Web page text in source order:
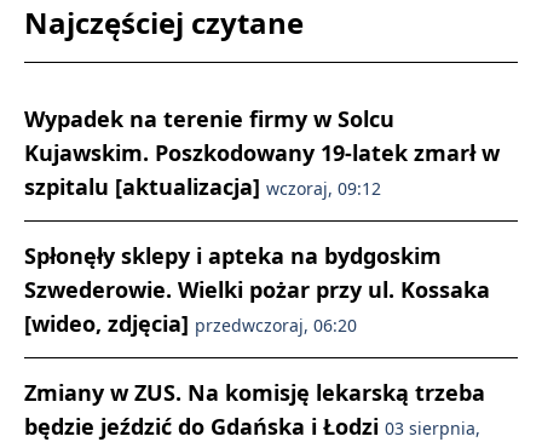
Najczęściej czytane
Wypadek na terenie firmy w Solcu
Kujawskim. Poszkodowany 19-latek zmarł w
szpitalu [aktualizacja] wczoraj, 09:12
Spłonęły sklepy i apteka na bydgoskim
Szwederowie. Wielki pożar przy ul. Kossaka
[wideo, zdjęcia] przedwczoraj, 06:20
Zmiany w ZUS. Na komisję lekarską trzeba
będzie jeździć do Gdańska i Łodzi 03 sierpnia,